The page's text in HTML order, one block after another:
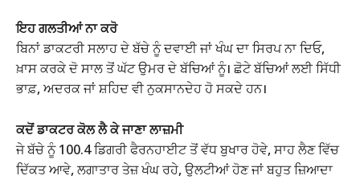
ਇਹ ਗਲਤੀਆਂ ਨਾ ਕਰੋ
ਬਿਨਾਂ ਡਾਕਟਰੀ ਸਲਾਹ ਦੇ ਬੱਚੇ ਨੂੰ ਦਵਾਈ ਜਾਂ ਖੰਘ ਦਾ ਸਿਰਪ ਨਾ ਦਿਓ,
ਖ਼ਾਸ ਕਰਕੇ ਦੋ ਸਾਲ ਤੋਂ ਘੱਟ ਉਮਰ ਦੇ ਬੱਚਿਆਂ ਨੂੰ। ਛੋਟੇ ਬੱਚਿਆਂ ਲਈ ਸਿੱਧੀ
ਭਾਫ਼, ਅਦਰਕ ਜਾਂ ਸ਼ਹਿਦ ਵੀ ਨੁਕਸਾਨਦੇਹ ਹੋ ਸਕਦੇ ਹਨ।
ਕਦੋਂ ਡਾਕਟਰ ਕੋਲ ਲੈ ਕੇ ਜਾਣਾ ਲਾਜ਼ਮੀ
ਜੇ ਬੱਚੇ ਨੂੰ 100.4 ਡਿਗਰੀ ਫੈਰਨਹਾਈਟ ਤੋਂ ਵੱਧ ਬੁਖਾਰ ਹੋਵੇ, ਸਾਹ ਲੈਣ ਵਿੱਚ
ਦਿੱਕਤ ਆਵੇ, ਲਗਾਤਾਰ ਤੇਜ਼ ਖੰਘ ਰਹੇ, ਉਲਟੀਆਂ ਹੋਣ ਜਾਂ ਬਹੁਤ ਜ਼ਿਆਦਾ